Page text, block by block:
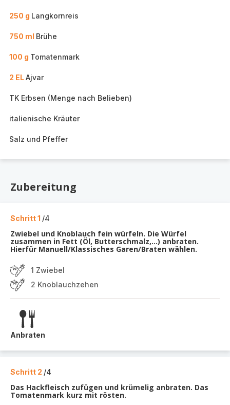
250 g Langkornreis
750 ml Brühe
100 g Tomatenmark
2 ELAjvar
TK Erbsen (Menge nach Belieben)
italienische Kräuter
Salz und Pfeffer
Zubereitung
Schritt 1 /4
Zwiebel und Knoblauch fein würfeln. Die Würfel
zusammen in Fett (Öl, Butterschmalz,...) anbraten.
Hierfür Manuell/Klassisches Garen/Braten wählen.
1 Zwiebel
2 Knoblauchzehen
Anbraten
Schritt 2 /4
Das Hackfleisch zufügen und krümelig anbraten. Das
Tomatenmark kurz mit rösten.